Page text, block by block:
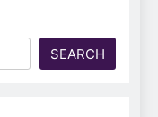
SEARCH